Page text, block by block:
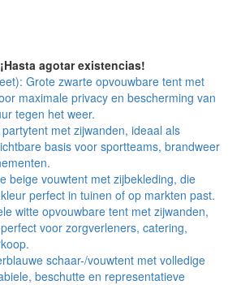
¡Hasta agotar existencias!